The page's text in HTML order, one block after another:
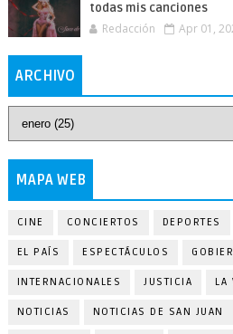
todas mis canciones
Redacción Apr 01,
ARCHIVO
MAPA WEB
CINE CONCIERTOS DEPORTES
EL PAÍS ESPECTÁCULOS
INTERNACIONALES JUSTICIA LA
NOTICIAS NOTICIAS DE SAN JUAN